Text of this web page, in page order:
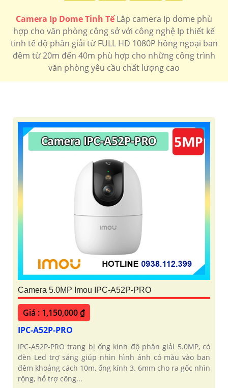
Camera Ip Dome Tinh TếLắp camera Ip dome phù
hợp cho văn phòng công sở với công nghệ Ip thiết kế
tinh tế độ phân giải từ FULL HD 1080P hồng ngoại ban
đêm từ 20m đến 40m phù hợp cho những công trình
văn phòng yêu cầu chất lượng cao
Camera 5.0MP Imou IPC-A52P-PRO
Giá : 1,150,000 ₫
IPC-A52P-PRO
IPC-A52P-PRO trang bị ống kính độ phân giải 5.0MP, có
đèn Led trợ sáng giúp nhìn hình ảnh có màu vào ban
đêm khoảng cách 10m, ống kính 3. 6mm cho ra gốc nhìn
rộng, hỗ trợ công...